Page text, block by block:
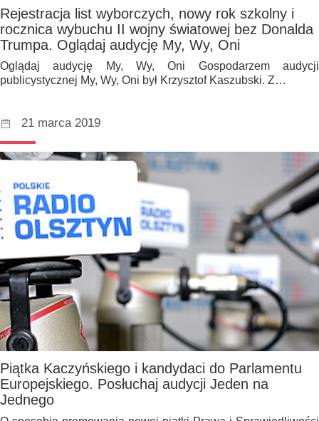
Rejestracja list wyborczych, nowy rok szkolny i
rocznica wybuchu II wojny światowej bez Donalda
Trumpa. Oglądaj audycję My, Wy, Oni
Oglądaj audycję My, Wy, Oni Gospodarzem audycji
publicystycznej My, Wy, Oni był Krzysztof Kaszubski. Z…
21 marca 2019
Piątka Kaczyńskiego i kandydaci do Parlamentu
Europejskiego. Posłuchaj audycji Jeden na
Jednego